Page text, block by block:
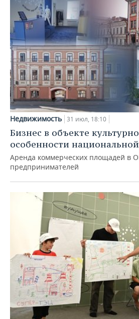
Недвижимость 31 июл, 18:10
Бизнес в объекте
особенности
Аренда коммерческих площадей в
предпринимателей